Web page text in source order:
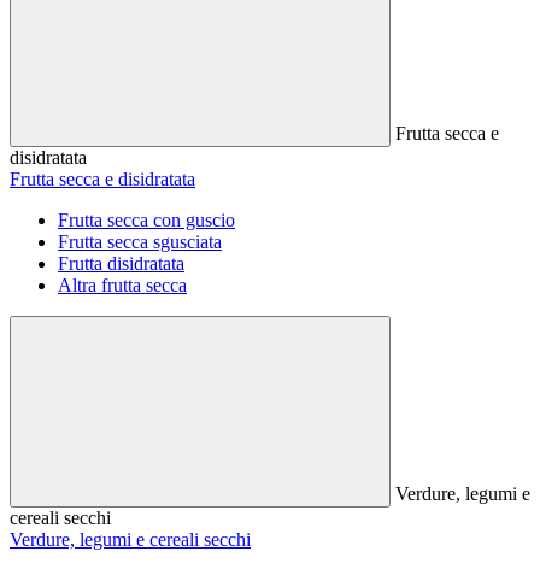
Frutta secca e
disidratata
Frutta secca e disidratata
Frutta secca con guscio
Frutta secca sgusciata
Frutta disidratata
Altra frutta secca
Verdure, legumi e
cereali secchi
Verdure, legumi e cereali secchi